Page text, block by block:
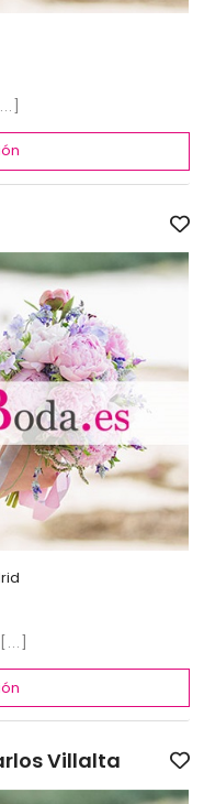
[...]
Villalta